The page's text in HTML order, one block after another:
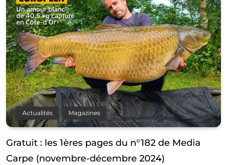
Actualités Magazines
Gratuit : les 1ères pages du n°182 de Media
Carpe (novembre-décembre 2024)